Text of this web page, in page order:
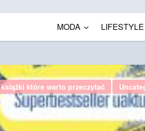
MODA LIFESTYLE
książki które warto przeczytać